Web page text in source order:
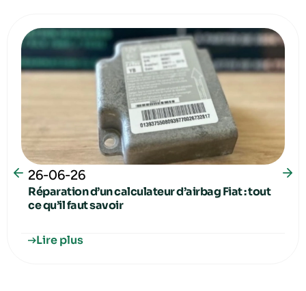
26-06-26
Réparation d’un calculateur d’airbag Fiat : tout
ce qu’il faut savoir
Lire plus